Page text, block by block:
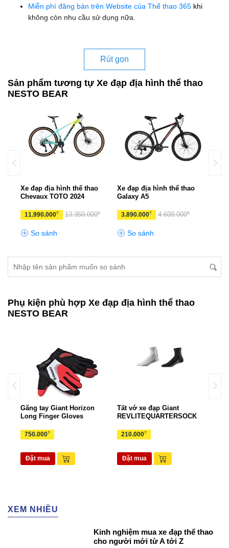
Miễn phí đăng bán trên Website của Thể thao 365 khi
không còn nhu cầu sử dụng nữa.
Rút gọn
Sản phẩm tương tự Xe đạp địa hình thể thao
NESTO BEAR
Xe đạp địa hình thể thao
Chevaux TOTO 2024
11.990.000₫ 13.350.000₫
So sánh
Xe đạp địa hình thể thao
Galaxy A5
3.890.000₫ 4.600.000₫
So sánh
Phụ kiện phù hợp Xe đạp địa hình thể thao
NESTO BEAR
Găng tay Giant Horizon
Long Finger Gloves
750.000₫
Đặt mua
Tất vớ xe đạp Giant
REVLITEQUARTERSOCK
210.000₫
Đặt mua
XEM NHIỀU
Kinh nghiệm mua xe đạp thể thao
cho người mới từ A tới Z